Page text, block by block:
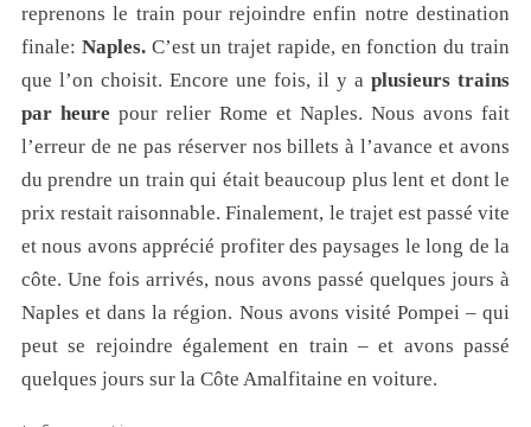
reprenons le train pour rejoindre enfin notre destination
finale: Naples.C’est un trajet rapide, en fonction du train
que l’on choisit. Encore une fois, il y aplusieurs trains
par heure pour relier Rome et Naples. Nous avons fait
l’erreur de ne pas réserver nos billets à l’avance et avons
du prendre un train qui était beaucoup plus lent et dont le
prix restait raisonnable. Finalement, le trajet est passé vite
et nous avons apprécié profiter des paysages le long de la
côte. Une fois arrivés, nous avons passé quelques jours à
Naples et dans la région. Nous avons visité Pompei – qui
peut se rejoindre également en train – et avons passé
quelques jours sur la Côte Amalfitaine en voiture.